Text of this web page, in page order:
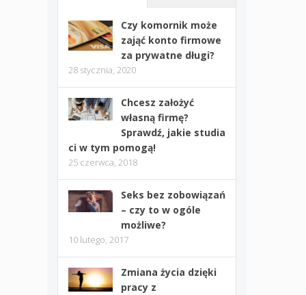
Czy komornik może
zająć konto firmowe
za prywatne długi?
28 stycznia, 2020
Chcesz założyć
własną firmę?
Sprawdź, jakie studia
ci w tym pomogą!
25 czerwca, 2018
Seks bez zobowiązań
– czy to w ogóle
możliwe?
10 lutego, 2017
Zmiana życia dzięki
pracy z